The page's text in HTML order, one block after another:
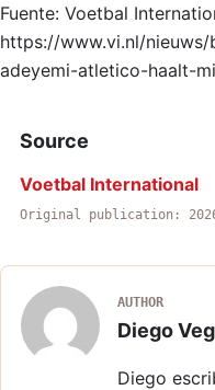
Fuente: Voetbal
https://www.vi.nl/
adeyemi-atletico-haalt-
Source
Voetbal International
Original publication:
AUTHOR
Diego
Diego